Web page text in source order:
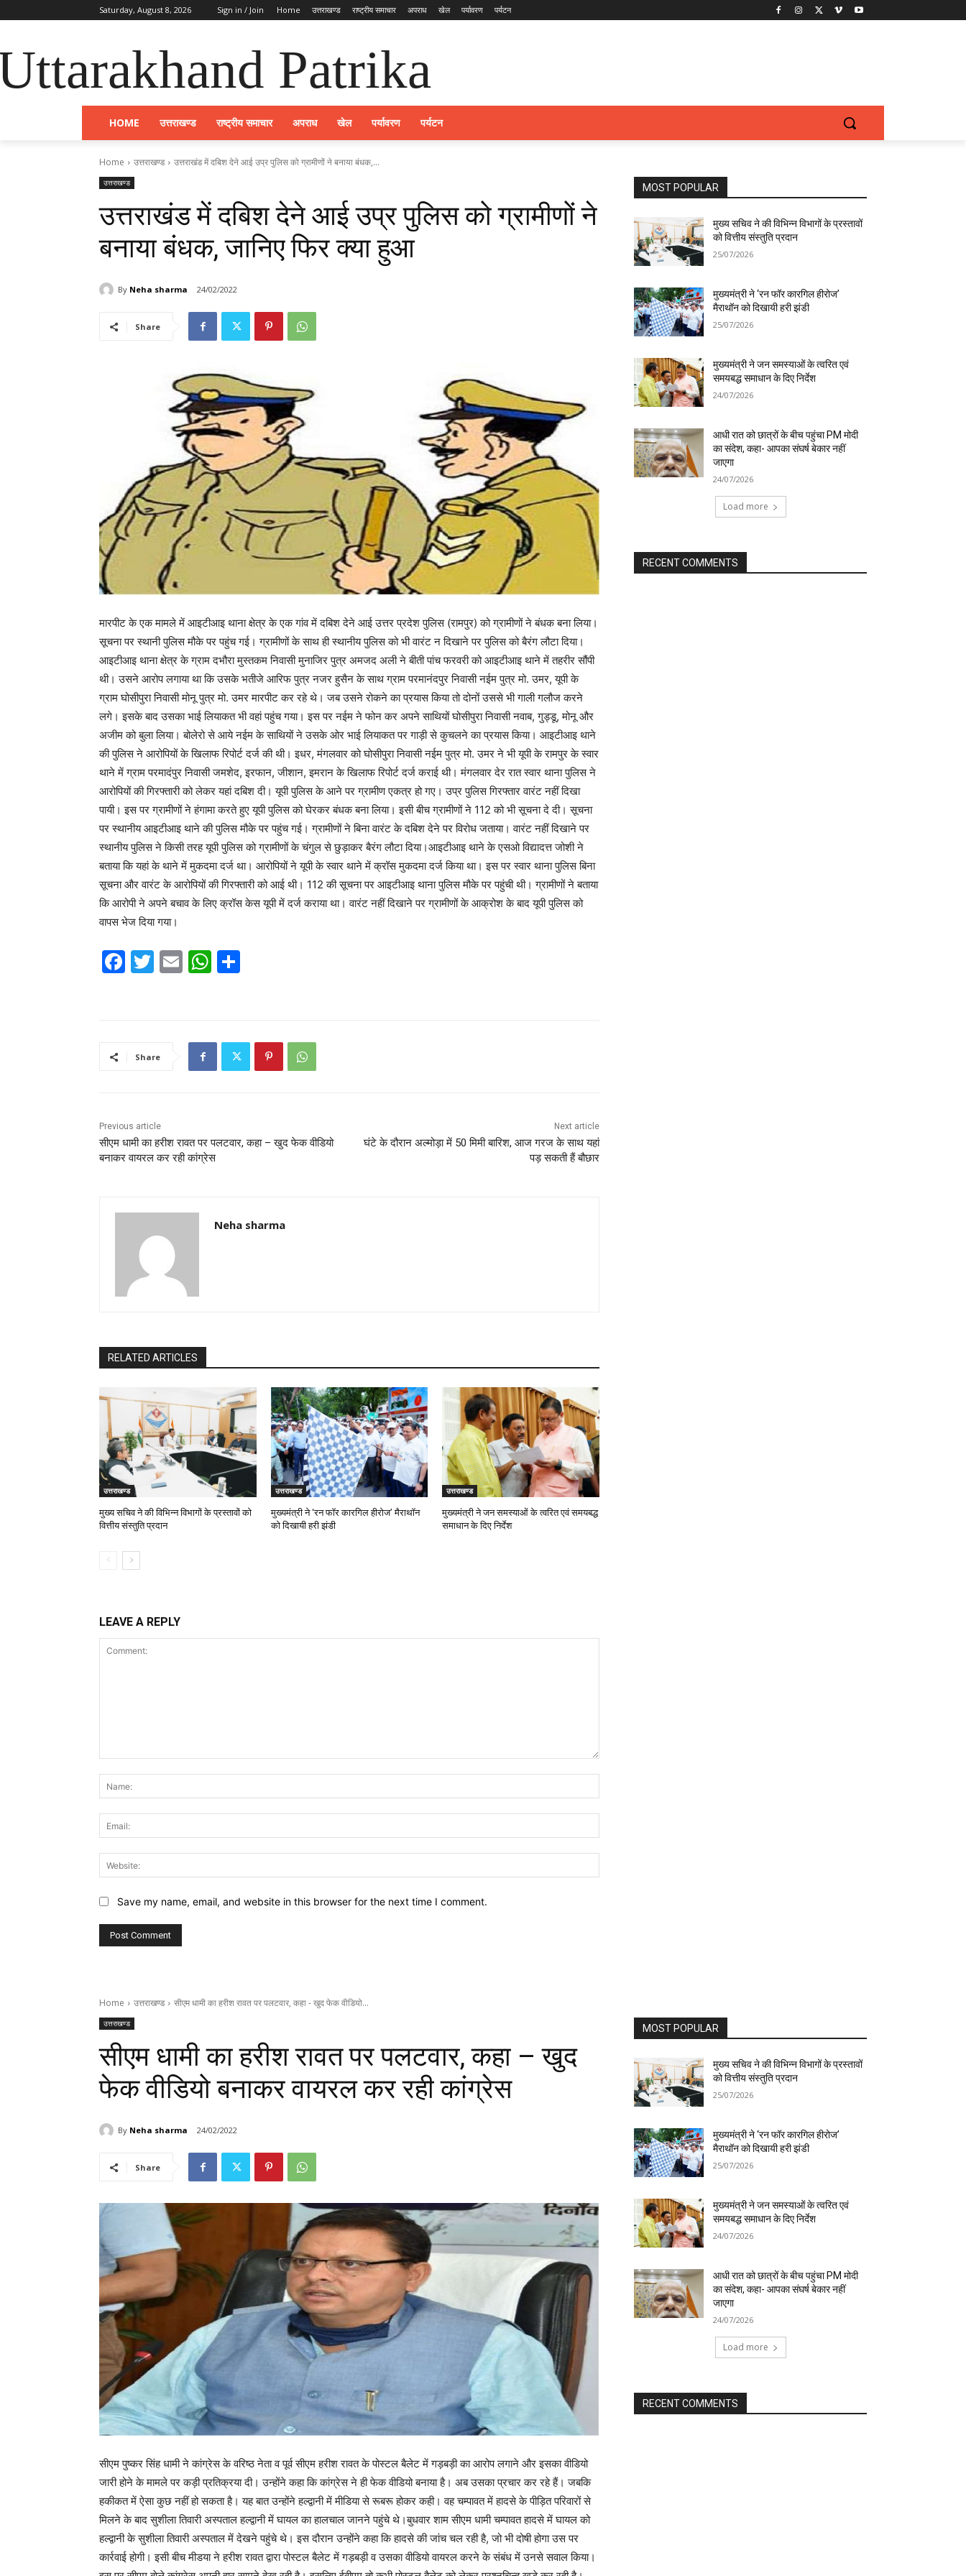
Saturday, August 8, 2026 Sign in / Join Home उत्तराखण्ड राष्ट्रीय समाचार अपराध खेल पर्यावरण पर्यटन
Patrika
HOME उत्तराखण्ड राष्ट्रीय समाचार अपराध खेल पर्यावरण पर्यटन
Home उत्तराखण्ड उत्तराखंड में दबिश देने आई उप्र पुलिस को ग्रामीणों ने बनाया बंधक,...
उत्तराखण्ड
उत्तराखंड में दबिश देने आई उप्र पुलिस को ग्रामीणों ने
बनाया बंधक, जानिए फिर क्या हुआ
By Neha sharma 24/02/2022
Share
मारपीट के एक मामले में आइटीआइ थाना क्षेत्र के एक गांव में दबिश देने आई उत्तर प्रदेश पुलिस (रामपुर) को ग्रामीणों ने बंधक बना लिया।
सूचना पर स्थानी पुलिस मौके पर पहुंच गई। ग्रामीणों के साथ ही स्थानीय पुलिस को भी वारंट न दिखाने पर पुलिस को बैरंग लौटा दिया।
आइटीआइ थाना क्षेत्र के ग्राम दभौरा मुस्तकम निवासी मुनाजिर पुत्र अमजद अली ने बीती पांच फरवरी को आइटीआइ थाने में तहरीर सौंपी
थी। उसने आरोप लगाया था कि उसके भतीजे आरिफ पुत्र नजर हुसैन के साथ ग्राम परमानंदपुर निवासी नईम पुत्र मो. उमर, यूपी के
ग्राम घोसीपुरा निवासी मोनू पुत्र मो. उमर मारपीट कर रहे थे। जब उसने रोकने का प्रयास किया तो दोनों उससे भी गाली गलौज करने
लगे। इसके बाद उसका भाई लियाकत भी वहां पहुंच गया। इस पर नईम ने फोन कर अपने साथियों घोसीपुरा निवासी नवाब, गुड्डू, मोनू और
अजीम को बुला लिया। बोलेरो से आये नईम के साथियों ने उसके ओर भाई लियाकत पर गाड़ी से कुचलने का प्रयास किया। आइटीआइ थाने
की पुलिस ने आरोपियों के खिलाफ रिपोर्ट दर्ज की थी। इधर, मंगलवार को घोसीपुरा निवासी नईम पुत्र मो. उमर ने भी यूपी के रामपुर के स्वार
थाने में ग्राम परमादंपुर निवासी जमशेद, इरफान, जीशान, इमरान के खिलाफ रिपोर्ट दर्ज कराई थी। मंगलवार देर रात स्वार थाना पुलिस ने
आरोपियों की गिरफ्तारी को लेकर यहां दबिश दी। यूपी पुलिस के आने पर ग्रामीण एकत्र हो गए। उप्र पुलिस गिरफ्तार वारंट नहीं दिखा
पायी। इस पर ग्रामीणों ने हंगामा करते हुए यूपी पुलिस को घेरकर बंधक बना लिया। इसी बीच ग्रामीणों ने 112 को भी सूचना दे दी। सूचना
पर स्थानीय आइटीआइ थाने की पुलिस मौके पर पहुंच गई। ग्रामीणों ने बिना वारंट के दबिश देने पर विरोध जताया। वारंट नहीं दिखाने पर
स्थानीय पुलिस ने किसी तरह यूपी पुलिस को ग्रामीणों के चंगुल से छुड़ाकर बैरंग लौटा दिया।आइटीआइ थाने के एसओ विद्यादत्त जोशी ने
बताया कि यहां के थाने में मुकदमा दर्ज था। आरोपियों ने यूपी के स्वार थाने में क्रॉस मुकदमा दर्ज किया था। इस पर स्वार थाना पुलिस बिना
सूचना और वारंट के आरोपियों की गिरफ्तारी को आई थी। 112 की सूचना पर आइटीआइ थाना पुलिस मौके पर पहुंची थी। ग्रामीणों ने बताया
कि आरोपी ने अपने बचाव के लिए क्रॉस केस यूपी में दर्ज कराया था। वारंट नहीं दिखाने पर ग्रामीणों के आक्रोश के बाद यूपी पुलिस को
वापस भेज दिया गया।
F
b
k
T
E
W
A
p
Share
Previous article
सीएम धामी का हरीश रावत पर पलटवार, कहा – खुद फेक वीडियो
बनाकर वायरल कर रही कांग्रेस
Next article
घंटे के दौरान अल्मोड़ा में 50 मिमी बारिश, आज गरज के साथ यहां
पड़ सकती हैं बौछार
Neha sharma
RELATED ARTICLES
उत्तराखण्ड
मुख्य सचिव ने की विभिन्न विभागों के प्रस्तावों को
वित्तीय संस्तुति प्रदान
उत्तराखण्ड
मुख्यमंत्री ने ‘रन फॉर कारगिल हीरोज’ मैराथॉन
को दिखायी हरी झंडी
उत्तराखण्ड
मुख्यमंत्री ने जन समस्याओं के त्वरित एवं समयबद्ध
समाधान के दिए निर्देश
LEAVE A REPLY
Save my name, email, and website in this browser for the next time I comment.
MOST POPULAR
मुख्य सचिव ने की विभिन्न विभागों के प्रस्तावों
को वित्तीय संस्तुति प्रदान
25/07/2026
मुख्यमंत्री ने ‘रन फॉर कारगिल हीरोज’
मैराथॉन को दिखायी हरी झंडी
25/07/2026
मुख्यमंत्री ने जन समस्याओं के त्वरित एवं
समयबद्ध समाधान के दिए निर्देश
24/07/2026
आधी रात को छात्रों के बीच पहुंचा PM मोदी
का संदेश, कहा- आपका संघर्ष बेकार नहीं
जाएगा
24/07/2026
Load more
RECENT COMMENTS